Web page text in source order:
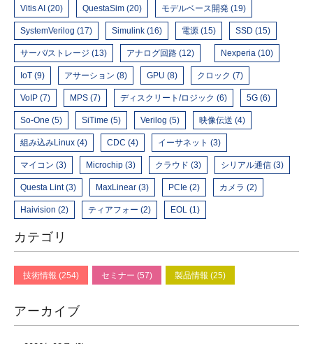
Vitis AI (20) QuestaSim (20) モデルベース開発 (19)
SystemVerilog (17) Simulink (16) 電源 (15) SSD (15)
サーバ/ストレージ (13) アナログ回路 (12) Nexperia (10)
IoT (9) アサーション (8) GPU (8) クロック (7)
VoIP (7) MPS (7) ディスクリート/ロジック (6) 5G (6)
So-One (5) SiTime (5) Verilog (5) 映像伝送 (4)
組み込みLinux (4) CDC (4) イーサネット (3)
マイコン (3) Microchip (3) クラウド (3) シリアル通信 (3)
Questa Lint (3) MaxLinear (3) PCIe (2) カメラ (2)
Haivision (2) ティアフォー (2) EOL (1)
カテゴリ
技術情報 (254) セミナー (57) 製品情報 (25)
アーカイブ